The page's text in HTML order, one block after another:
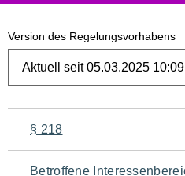
Version des Regelungsvorhabens
Navigation
für
§ 218
Betroffene